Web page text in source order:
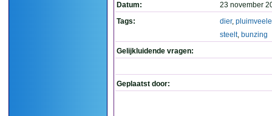
Datum:
23 november
Tags:
dier,
steelt, bunzing
Gelijkluidende vragen:
Geplaatst door: